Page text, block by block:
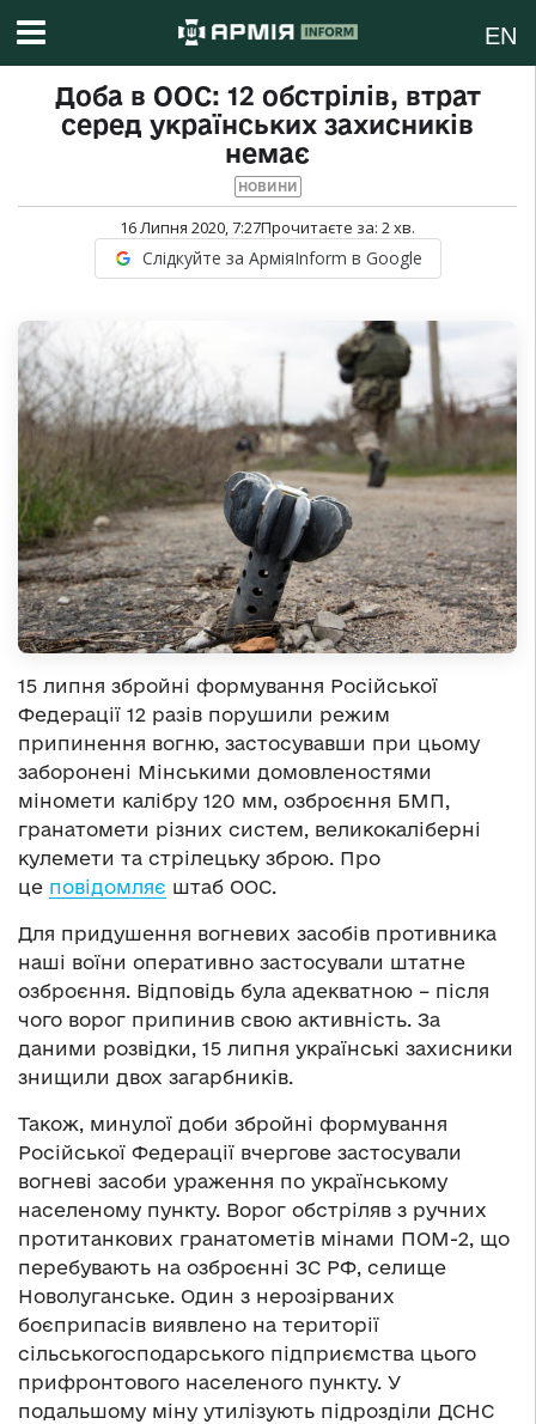
EN
Доба в ООС: 12 обстрілів, втрат
серед українських захисників
немає
НОВИНИ
16 Липня 2020, 7:27Прочитаєте за: 2хв.
Слідкуйте за АрміяInform в Google
15 липня збройні формування Російської
Федерації 12 разів порушили режим
припинення вогню, застосувавши при цьому
заборонені Мінськими домовленостями
міномети калібру 120 мм, озброєння БМП,
гранатомети різних систем, великокаліберні
кулемети та стрілецьку зброю. Про
це повідомляє штаб ООС.
Для придушення вогневих засобів противника
наші воїни оперативно застосували штатне
озброєння. Відповідь була адекватною – після
чого ворог припинив свою активність. За
даними розвідки, 15 липня українські захисники
знищили двох загарбників.
Також, минулої доби збройні формування
Російської Федерації вчергове застосували
вогневі засоби ураження по українському
населеному пункту. Ворог обстріляв з ручних
протитанкових гранатометів мінами ПОМ-2, що
перебувають на озброєнні ЗС РФ, селище
Новолуганське. Один з нерозірваних
боєприпасів виявлено на території
сільськогосподарського підприємства цього
прифронтового населеного пункту. У
подальшому міну утилізують підрозділи ДСНС